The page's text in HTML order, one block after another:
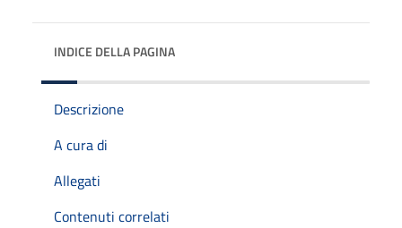
INDICE DELLA PAGINA
Descrizione
A cura di
Allegati
Contenuti correlati